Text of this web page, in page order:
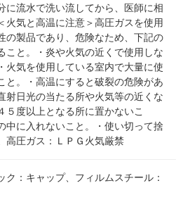
に流水で洗い流してから、医師に相
火気と高温に注意＞高圧ガスを使用
の製品であり、危険なため、下記の
こと。・炎や火気の近くで使用しな
火気を使用している室内で大量に使
と。・高温にすると破裂の危険があ
射日光の当たる所や火気等の近くな
５度以上となる所に置かないこ
中に入れないこと。・使い切って捨
高圧ガス：ＬＰＧ火気厳禁
ク：キャップ、フィルムスチール：